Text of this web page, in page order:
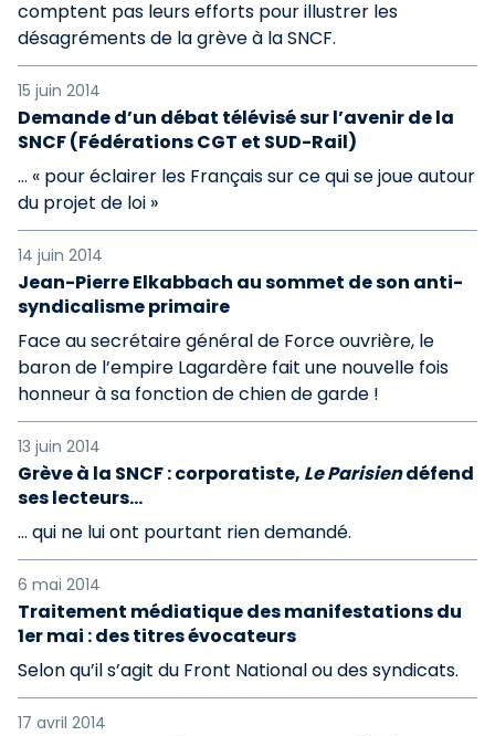
comptent pas leurs efforts pour illustrer les
désagréments de la grève à la SNCF.
15 juin 2014
Demande d’un débat télévisé sur l’avenir de la
SNCF (Fédérations CGT et SUD-Rail)
… « pour éclairer les Français sur ce qui se joue autour
du projet de loi »
14 juin 2014
Jean-Pierre Elkabbach au sommet de son anti-
syndicalisme primaire
Face au secrétaire général de Force ouvrière, le
baron de l’empire Lagardère fait une nouvelle fois
honneur à sa fonction de chien de garde !
13 juin 2014
Grève à la SNCF : corporatiste, Le Parisiendéfend
ses lecteurs...
... qui ne lui ont pourtant rien demandé.
6 mai 2014
Traitement médiatique des manifestations du
1er mai : des titres évocateurs
Selon qu’il s’agit du Front National ou des syndicats.
17 avril 2014